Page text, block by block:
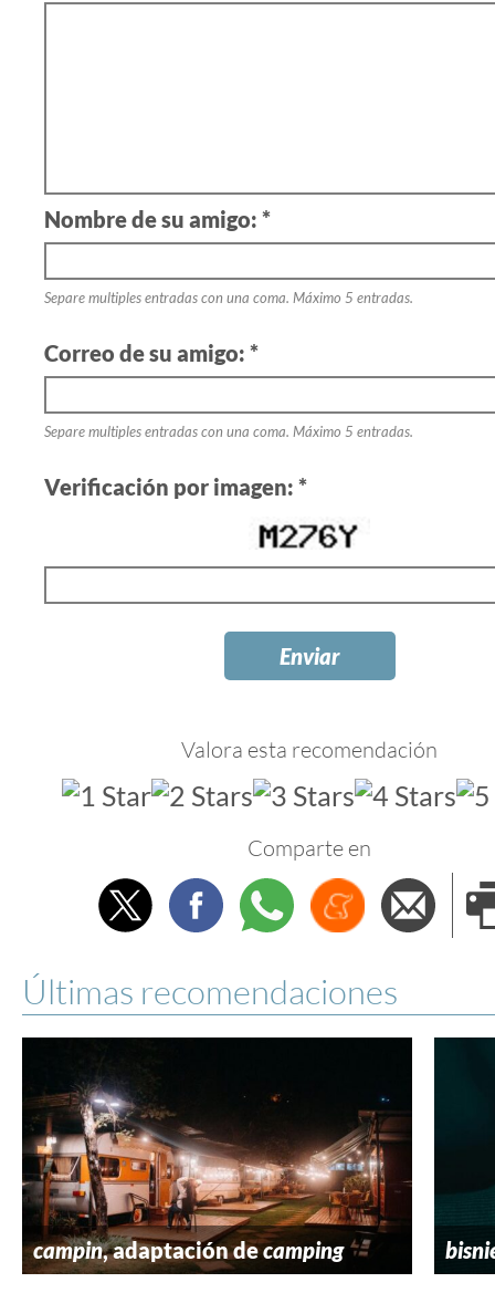
Nombre de su amigo: *
Separe multiples entradas con una coma. Máximo 5 entradas.
Correo de su amigo: *
Separe multiples entradas con una coma. Máximo 5 entradas.
Verificación por imagen: *
Valora esta recomendación
Comparte en
TwitterFacebookWhatsappMenéame
Últimas recomendaciones
campin, adaptación decamping